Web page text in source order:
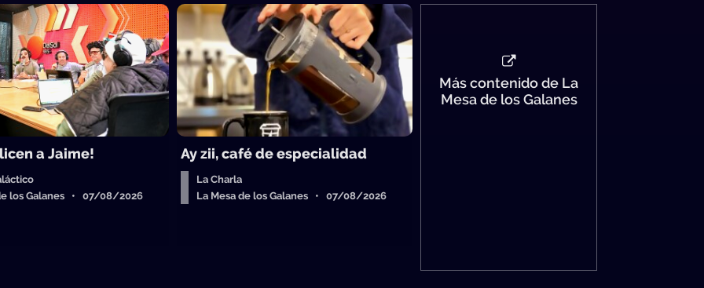
a Jaime!
los Galanes • 07/08/2026
Ay zii, café de especialidad
La Charla
La Mesa de los Galanes • 07/08/2026
Más contenido de La
Mesa de los Galanes